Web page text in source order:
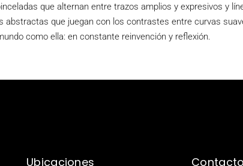
que alternan entre trazos amplios y expresivos y
que juegan con los contrastes entre curvas
como ella: en constante reinvención y reflexión.
Ubicaciones Contacto